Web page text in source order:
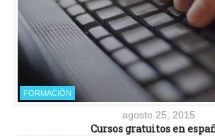
FORMACIÓN
agosto 25, 2015
Cursos gratuitos en